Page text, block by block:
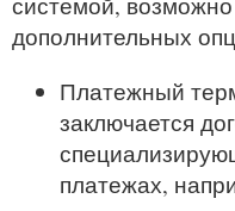
дополнительных
Платежный
заключается
платежах,